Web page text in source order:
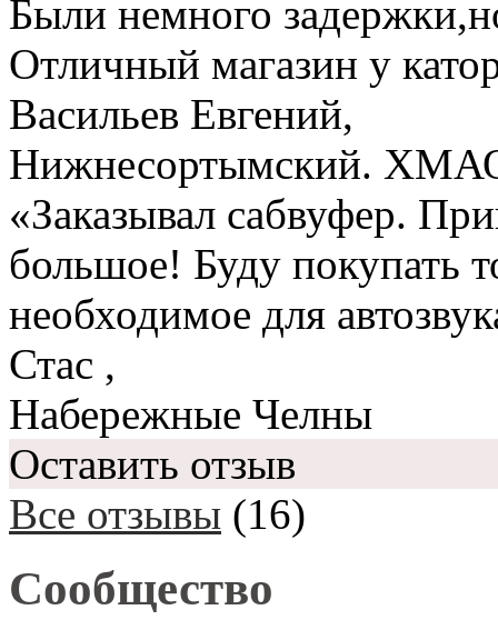
Были немного
Отличный магазин у
Васильев Евгений,
Нижнесортымский.
«Заказывал сабвуфер.
большое! Буду покупать
необходимое для
Стас ,
Набережные Челны
Оставить отзыв
Все отзывы (16)
Сообщество